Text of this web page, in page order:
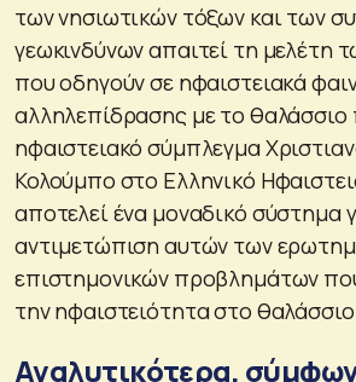
των νησιωτικών τόξων και των
γεωκινδύνων απαιτεί τη μελέτη
που οδηγούν σε ηφαιστειακά
αλληλεπίδρασης με το θαλάσσιο
ηφαιστειακό σύμπλεγμα
Κολούμπο στο Ελληνικό
αποτελεί ένα μοναδικό σύστημα
αντιμετώπιση αυτών των
επιστημονικών προβλημάτων
την ηφαιστειότητα στο
Αναλυτικότερα,